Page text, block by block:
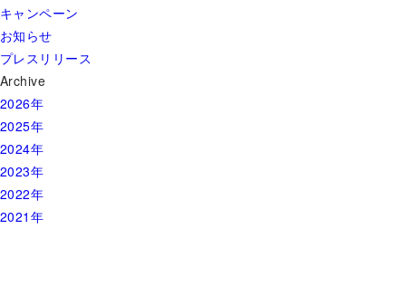
キャンペーン
お知らせ
プレスリリース
Archive
2026年
2025年
2024年
2023年
2022年
2021年